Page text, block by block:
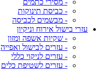
- מסירי כתמים
- כביסת תינוקות
- מבשמים לכביסה
עזרי בישול אירוח וניקיון
- שקיות אשפה ומזון
- עזרים לבישול ואפייה
- עזרים לניקוי כללי
- עזרים לשטיפת כלים